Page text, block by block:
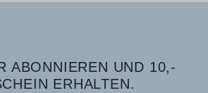
ABONNIEREN UND 10,-
ERHALTEN.